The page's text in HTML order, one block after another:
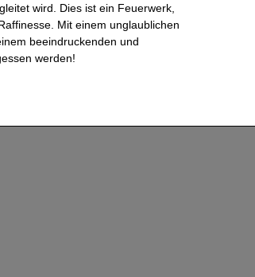
wird. Dies ist ein Feuerwerk,
Mit einem unglaublichen
beeindruckenden und
werden!